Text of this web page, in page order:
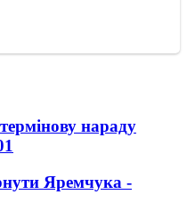
нараду
Яремчука -